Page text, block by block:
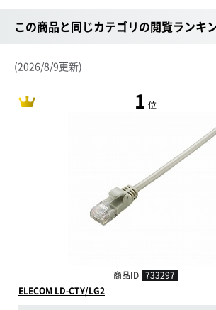
この商品と同じカテゴリの閲覧ランキ
(2026/8/9更新)
1 位
商品ID 733297
ELECOM LD-CTY/LG2